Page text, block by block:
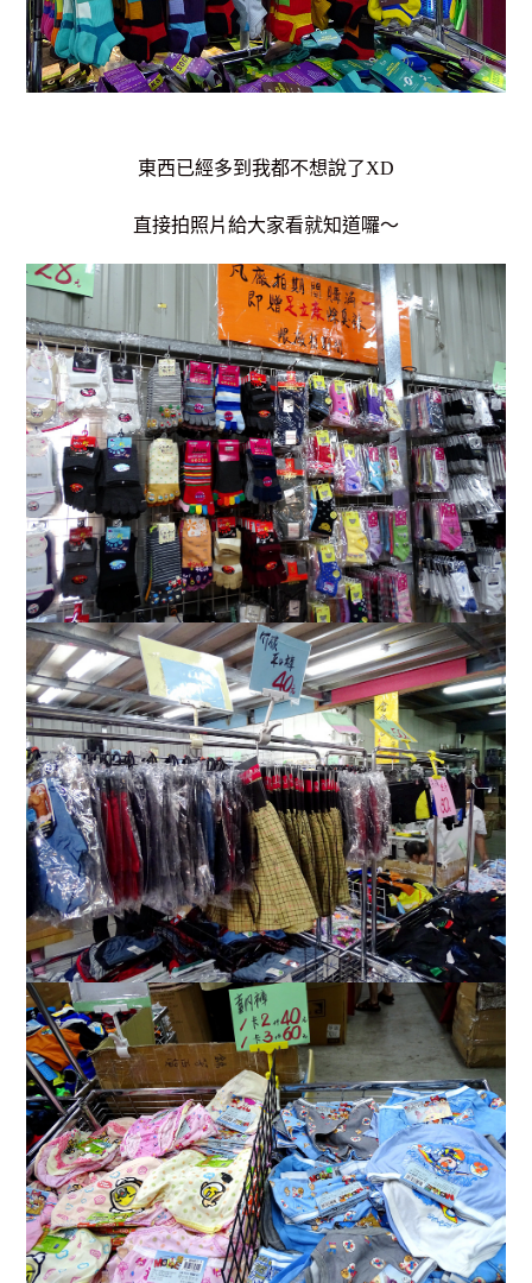
東西已經多到我都不想說了XD
直接拍照片給大家看就知道囉～